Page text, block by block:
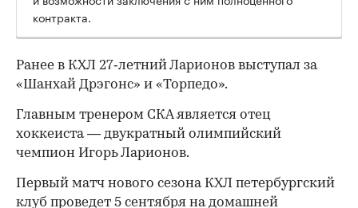
контракта.
Ранее в КХЛ 27‑летний Ларионов выступал за
«Шанхай Дрэгонс» и «Торпедо».
Главным тренером СКА является отец
хоккеиста — двукратный олимпийский
чемпион Игорь Ларионов.
Первый матч нового сезона КХЛ петербургский
клуб проведет 5 сентября на домашней